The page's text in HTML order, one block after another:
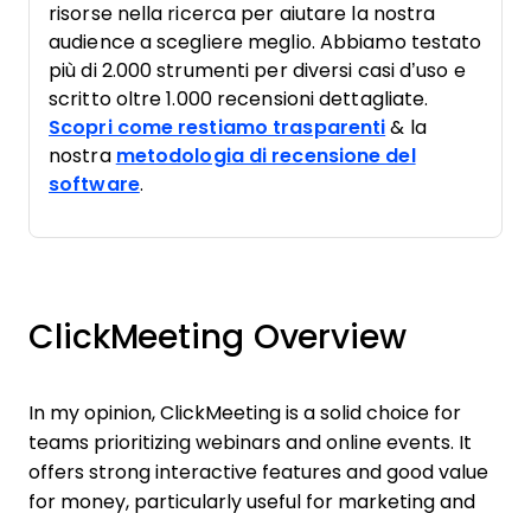
risorse nella ricerca per aiutare la nostra
audience a scegliere meglio. Abbiamo testato
più di 2.000 strumenti per diversi casi d’uso e
scritto oltre 1.000 recensioni dettagliate.
Scopri come restiamo trasparenti & la
nostra metodologia di recensione del
software.
ClickMeeting Overview
In my opinion, ClickMeeting is a solid choice for
teams prioritizing webinars and online events. It
offers strong interactive features and good value
for money, particularly useful for marketing and